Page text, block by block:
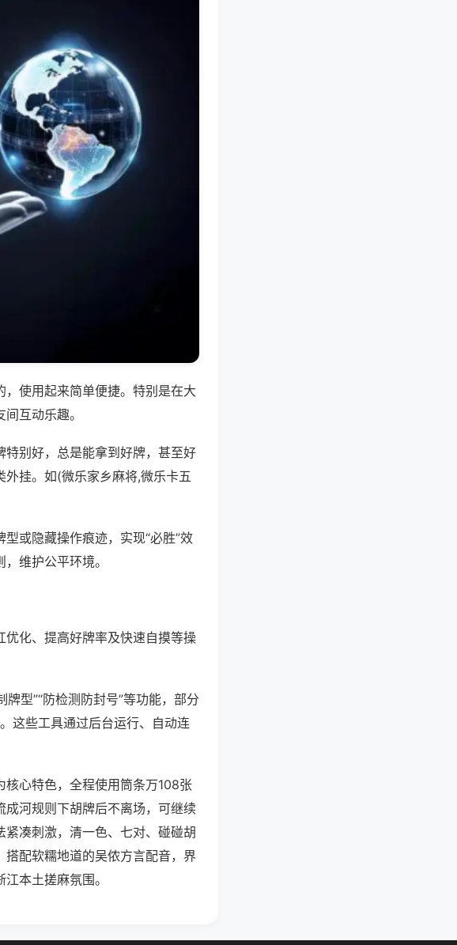
使用起来简单便捷。特别是在大
互动乐趣。
别好，总是能拿到好牌，甚至好
挂。如(微乐家乡麻将,微乐卡五
或隐藏操作痕迹，实现“必胜”效
维护公平环境。
化、提高好牌率及快速自摸等操
型”“防检测防封号”等功能，部分
这些工具通过后台运行、自动连
心特色，全程使用筒条万108张
河规则下胡牌后不离场，可继续
凑刺激，清一色、七对、碰碰胡
配软糯地道的吴侬方言配音，界
本土搓麻氛围。